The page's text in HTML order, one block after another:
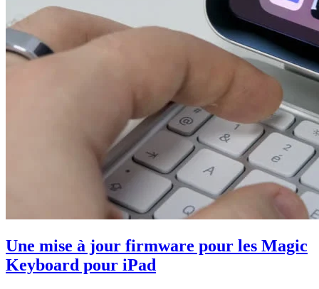
Une mise à jour firmware pour les Magic
Keyboard pour iPad